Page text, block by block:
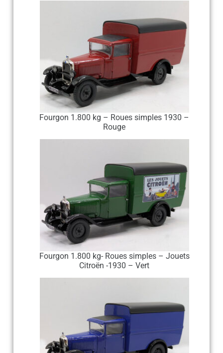
Fourgon 1.800 kg – Roues simples 1930 –
Rouge
Fourgon 1.800 kg- Roues simples – Jouets
Citroën -1930 – Vert
Close
this
module
décrivant la